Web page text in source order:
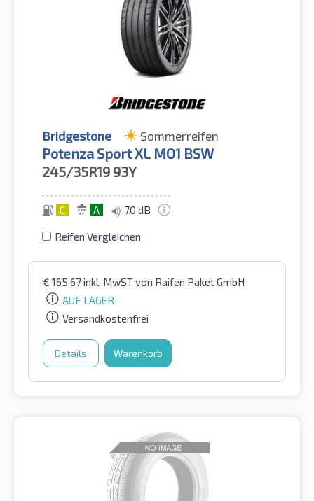
Bridgestone Sommerreifen
Potenza Sport XL MO1 BSW
245/35R19 93Y
C A 70 dB
Reifen Vergleichen
€ 165,67inkl. MwSTvon Raifen Paket GmbH
AUF LAGER
Versandkostenfrei
Details Warenkorb